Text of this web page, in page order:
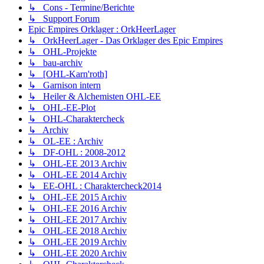
↳ Cons - Termine/Berichte
↳ Support Forum
Epic Empires Orklager : OrkHeerLager
↳ OrkHeerLager - Das Orklager des Epic Empires
↳ OHL-Projekte
↳ bau-archiv
↳ [OHL-Karn'roth]
↳ Garnison intern
↳ Heiler & Alchemisten OHL-EE
↳ OHL-EE-Plot
↳ OHL-Charaktercheck
↳ Archiv
↳ OL-EE : Archiv
↳ DF-OHL : 2008-2012
↳ OHL-EE 2013 Archiv
↳ OHL-EE 2014 Archiv
↳ EE-OHL : Charaktercheck2014
↳ OHL-EE 2015 Archiv
↳ OHL-EE 2016 Archiv
↳ OHL-EE 2017 Archiv
↳ OHL-EE 2018 Archiv
↳ OHL-EE 2019 Archiv
↳ OHL-EE 2020 Archiv